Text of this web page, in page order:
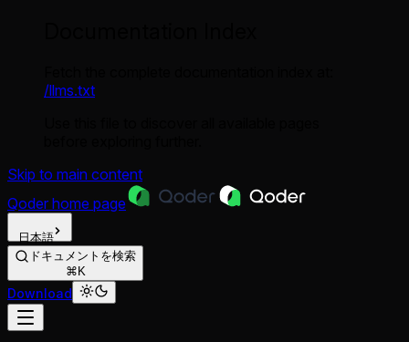
/llms.txt
Skip to main content
Qoder home page
日本語
ドキュメントを検索
⌘K
Download